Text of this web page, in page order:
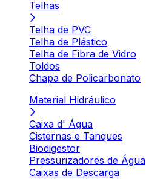
Telhas
Telha de PVC
Telha de Plástico
Telha de Fibra de Vidro
Toldos
Chapa de Policarbonato
Material Hidráulico
Caixa d' Água
Cisternas e Tanques
Biodigestor
Pressurizadores de Água
Caixas de Descarga